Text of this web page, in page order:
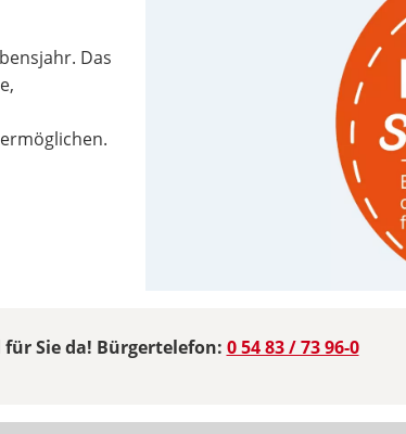
Das
für Sie da! Bürgertelefon: 0 54 83 / 73 96-0